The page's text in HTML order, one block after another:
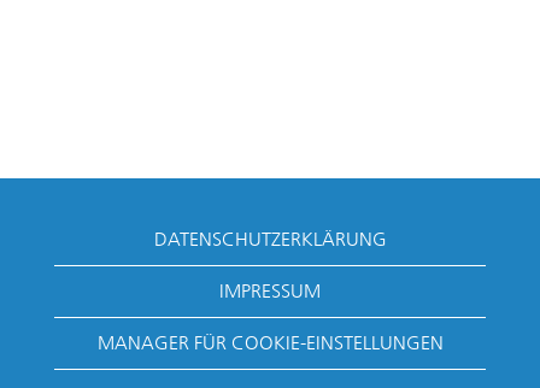
DATENSCHUTZERKLÄRUNG
IMPRESSUM
MANAGER FÜR COOKIE-EINSTELLUNGEN